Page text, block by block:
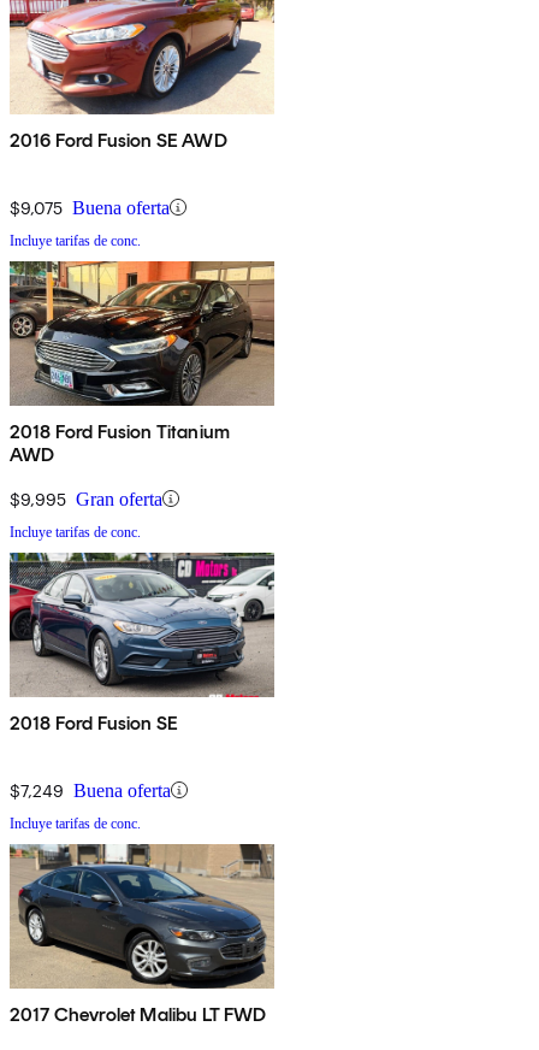
2016 Ford Fusion SE AWD
$9,075 Buena oferta
Incluye tarifas de conc.
2018 Ford Fusion Titanium
AWD
$9,995 Gran oferta
Incluye tarifas de conc.
2018 Ford Fusion SE
$7,249 Buena oferta
Incluye tarifas de conc.
2017 Chevrolet Malibu LT FWD